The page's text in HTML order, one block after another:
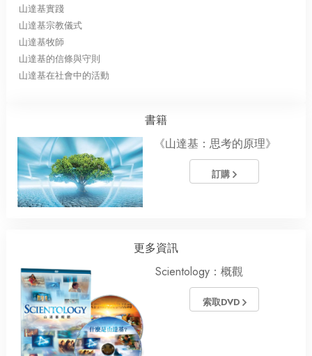
山達基實踐
山達基宗教儀式
山達基牧師
山達基的信條與守則
山達基在社會中的活動
書籍
《山達基：思考的原理》
訂購
更多資訊
Scientology：概觀
索取DVD